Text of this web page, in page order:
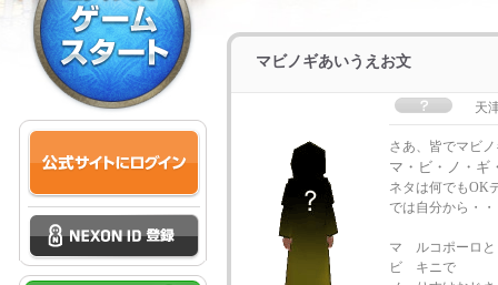
マビノギあいうえお文
天
さあ、皆でマビ
マ・ビ・ノ・ギ
ネタは何でもOK
では自分から・・
マ ルコポーロと
ビ キニで